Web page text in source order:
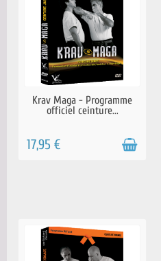
EN STOCK
Krav Maga - Programme
officiel ceinture...
17,95 €